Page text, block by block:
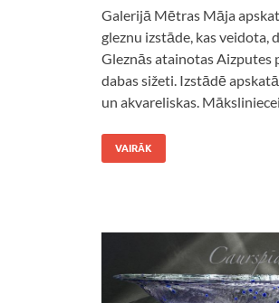
Galerijā Mētras Māja
gleznu izstāde, kas veidota,
Gleznās atainotas Aizputes
dabas sižeti. Izstādē
un akvareliskas.
VAIRĀK